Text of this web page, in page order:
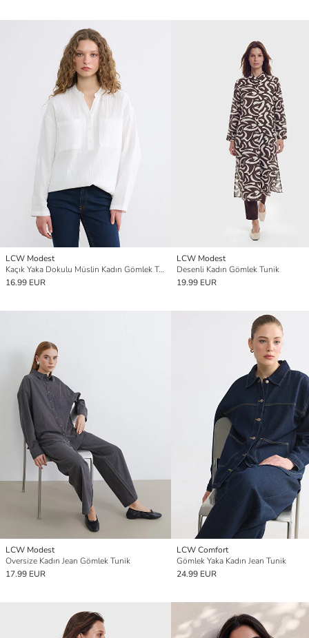
LCW Modest
Kaçık Yaka Dokulu Müslin Kadın Gömlek Tunik
16.99 EUR
LCW Modest
Desenli Kadın Gömlek Tunik
19.99 EUR
LCW Modest
Oversize Kadın Jean Gömlek Tunik
17.99 EUR
LCW Comfort
Gömlek Yaka Kadın Jean Tunik
24.99 EUR